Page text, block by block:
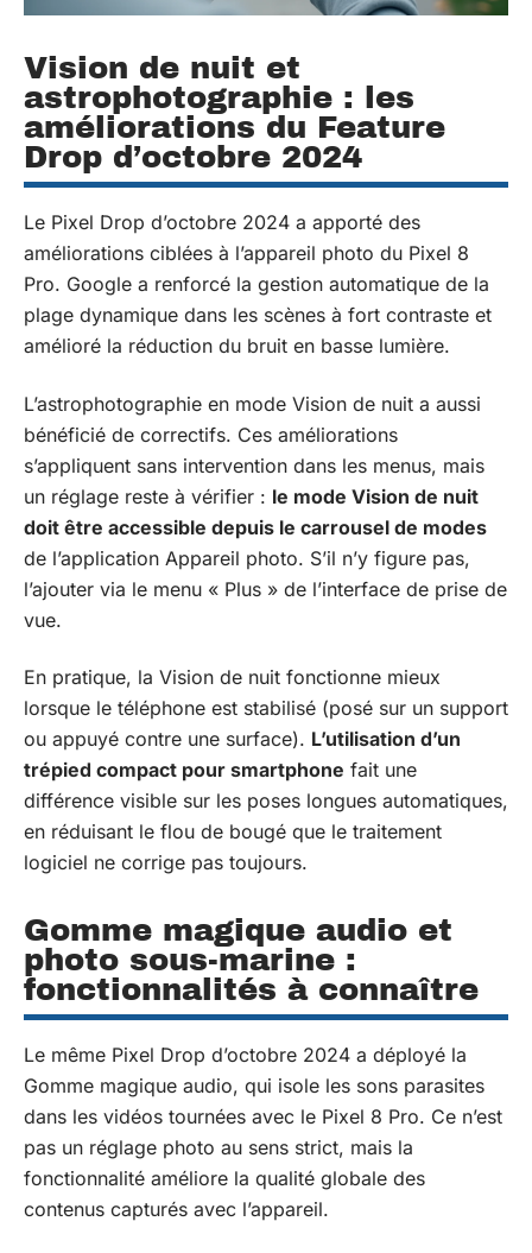
Vision de nuit et
astrophotographie : les
améliorations du Feature
Drop d’octobre 2024
Le Pixel Drop d’octobre 2024 a apporté des
améliorations ciblées à l’appareil photo du Pixel 8
Pro. Google a renforcé la gestion automatique de la
plage dynamique dans les scènes à fort contraste et
amélioré la réduction du bruit en basse lumière.
L’astrophotographie en mode Vision de nuit a aussi
bénéficié de correctifs. Ces améliorations
s’appliquent sans intervention dans les menus, mais
un réglage reste à vérifier : le mode Vision de nuit
doit être accessible depuis le carrousel de modes
de l’application Appareil photo. S’il n’y figure pas,
l’ajouter via le menu « Plus » de l’interface de prise de
vue.
En pratique, la Vision de nuit fonctionne mieux
lorsque le téléphone est stabilisé (posé sur un support
ou appuyé contre une surface). L’utilisation d’un
trépied compact pour smartphone fait une
différence visible sur les poses longues automatiques,
en réduisant le flou de bougé que le traitement
logiciel ne corrige pas toujours.
Gomme magique audio et
photo sous-marine :
fonctionnalités à connaître
Le même Pixel Drop d’octobre 2024 a déployé la
Gomme magique audio, qui isole les sons parasites
dans les vidéos tournées avec le Pixel 8 Pro. Ce n’est
pas un réglage photo au sens strict, mais la
fonctionnalité améliore la qualité globale des
contenus capturés avec l’appareil.